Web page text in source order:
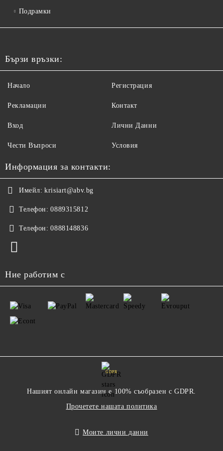
Подрамки
Бързи връзки:
Начало
Рекламации
Вход
Чести Въпроси
Регистрация
Контакт
Лични Данни
Условия
Информация за контакти:
Имейл: krisiart@abv.bg
Телефон: 0889315812
Телефон: 0888148836
Ние работим с
GDPR
Нашият онлайн магазин е 100% съобразен с GDPR.
Прочетете нашата политика
Моите лични данни